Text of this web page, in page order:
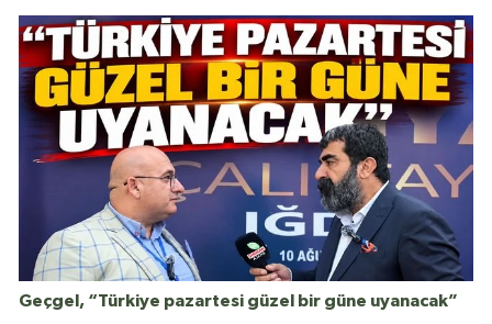
Geçgel, “Türkiye pazartesi güzel bir güne uyanacak”